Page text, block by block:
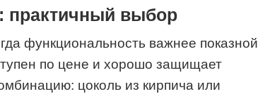
практичный выбор
функциональность важнее показной
по цене и хорошо защищает
цоколь из кирпича или